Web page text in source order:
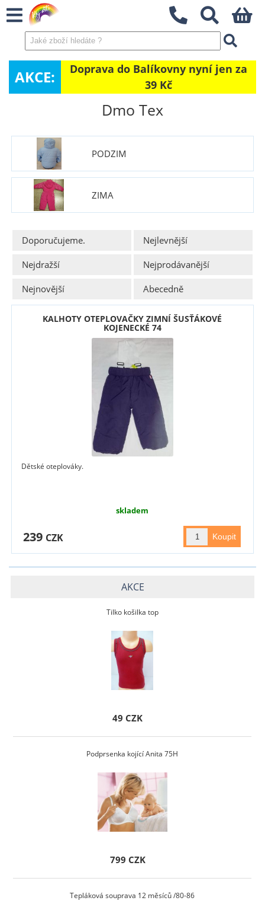
AKCE:
Doprava do Balíkovny nyní jen za
39 Kč
Dmo Tex
PODZIM
ZIMA
Doporučujeme.
Nejlevnější
Nejdražší
Nejprodávanější
Nejnovější
Abecedně
KALHOTY OTEPLOVAČKY ZIMNÍ ŠUSŤÁKOVÉ
KOJENECKÉ 74
Dětské oteplováky.
skladem
239 CZK
AKCE
Tilko košilka top
49 CZK
Podprsenka kojící Anita 75H
799 CZK
Tepláková souprava 12 měsíců /80-86